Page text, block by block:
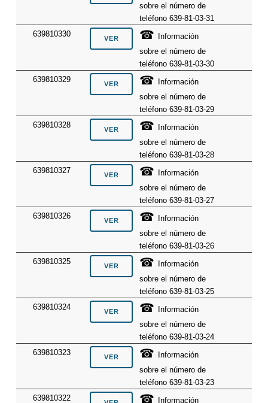
sobre el número de
teléfono 639-81-03-31
639810330
☎
Información
sobre el número de
teléfono 639-81-03-30
639810329
☎
Información
sobre el número de
teléfono 639-81-03-29
639810328
☎
Información
sobre el número de
teléfono 639-81-03-28
639810327
☎
Información
sobre el número de
teléfono 639-81-03-27
639810326
☎
Información
sobre el número de
teléfono 639-81-03-26
639810325
☎
Información
sobre el número de
teléfono 639-81-03-25
639810324
☎
Información
sobre el número de
teléfono 639-81-03-24
639810323
☎
Información
sobre el número de
teléfono 639-81-03-23
639810322
☎
Información